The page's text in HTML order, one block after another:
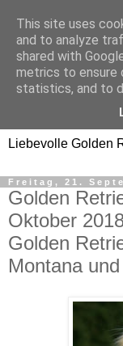
Golden
Liebevolle Golden
Freitag, 21.
Golden
Oktober
Golden
Montana
This site uses
and to analyze
shared with
metrics to ensure
statistics, and to